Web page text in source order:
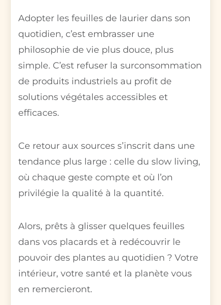
Adopter les feuilles de laurier dans son
quotidien, c’est embrasser une
philosophie de vie plus douce, plus
simple. C’est refuser la surconsommation
de produits industriels au profit de
solutions végétales accessibles et
efficaces.
Ce retour aux sources s’inscrit dans une
tendance plus large : celle du slow living,
où chaque geste compte et où l’on
privilégie la qualité à la quantité.
Alors, prêts à glisser quelques feuilles
dans vos placards et à redécouvrir le
pouvoir des plantes au quotidien ? Votre
intérieur, votre santé et la planète vous
en remercieront.